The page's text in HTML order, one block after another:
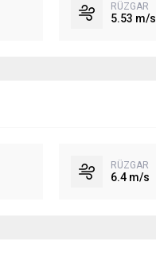
RÜZGAR
5.53 m/s
RÜZGAR
6.4 m/s